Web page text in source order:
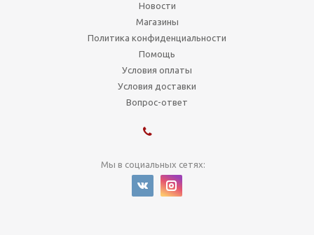
Новости
Магазины
Политика конфиденциальности
Помощь
Условия оплаты
Условия доставки
Вопрос-ответ
Мы в социальных сетях: